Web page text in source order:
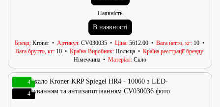
Наявність
В наявності
Бренд Kroner Артикул CV030035 Ціна 5612.00 Вага нетто, кг 10
Вага брутто, кг 10 Країна-Виробник Польща
Країна реєстрації бренду
Німеччина
Матеріал Скло
4
4